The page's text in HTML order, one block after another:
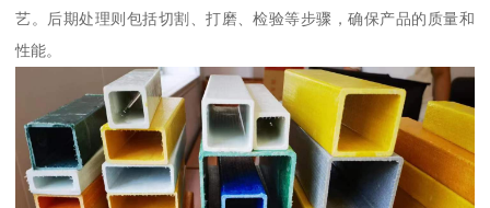
艺。后期处理则包括切割、打磨、检验等步骤，确保产品的质量和
性能。